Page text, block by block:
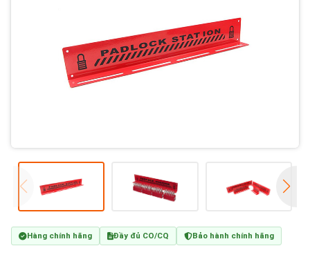
Hàng chính hãng Đầy đủ CO/CQ Bảo hành chính hãng